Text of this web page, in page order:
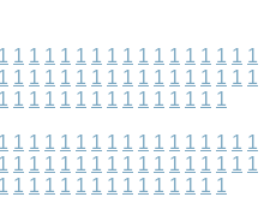
1 1 1 1 1 1 1 1 1 1 1 1 1 1 1 1 1
1 1 1 1 1 1 1 1 1 1 1 1 1 1 1 1 1
1 1 1 1 1 1 1 1 1 1 1 1 1 1 1
1 1 1 1 1 1 1 1 1 1 1 1 1 1 1 1 1
1 1 1 1 1 1 1 1 1 1 1 1 1 1 1 1 1
1 1 1 1 1 1 1 1 1 1 1 1 1 1 1